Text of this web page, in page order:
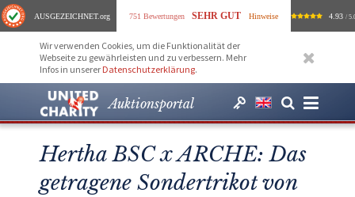
AUSGEZEICHNET.org 751 Bewertungen SEHR GUT Hinweise 4.93 /
Wir verwenden Cookies, um die Funktionalität der
Webseite zu gewährleisten und zu verbessern. Mehr
Infos in unserer Datenschutzerklärung.
Auktionsportal
Hertha BSC x ARCHE: Das
getragene Sondertrikot von